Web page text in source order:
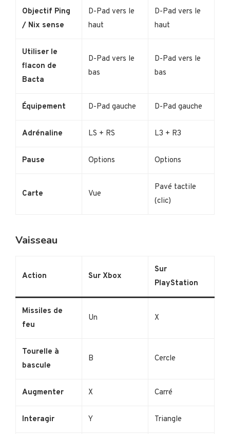
Objectif Ping
/ Nix sense
D-Pad vers le
haut
D-Pad vers le
haut
Utiliser le
flacon de
Bacta
D-Pad vers le
bas
D-Pad vers le
bas
Équipement D-Pad gauche D-Pad gauche
Adrénaline LS + RS L3 + R3
Pause Options Options
Carte Vue
Pavé tactile
(clic)
Vaisseau
Action Sur Xbox
Sur
PlayStation
Missiles de
feu
Un X
Tourelle à
bascule
B Cercle
Augmenter X Carré
Interagir Y Triangle